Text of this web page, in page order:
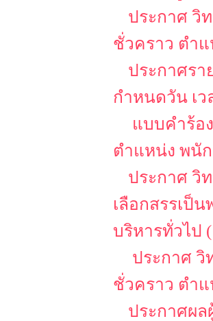
ประกาศ วิ
ชั่วคราว ตำ
ประกาศรา
กำหนดวัน เว
แบบคำร้อ
ตำแหน่ง พนั
ประกาศ วิ
เลือกสรรเป็
บริหารทั่วไป
ประกาศ วิ
ชั่วคราว ตำแ
ประกาศผ